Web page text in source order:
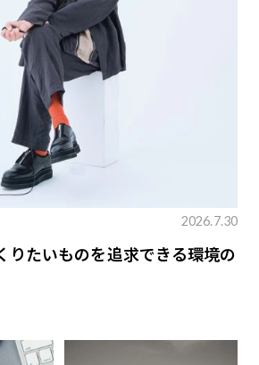
2026.7.30
りたいものを追求できる環境の